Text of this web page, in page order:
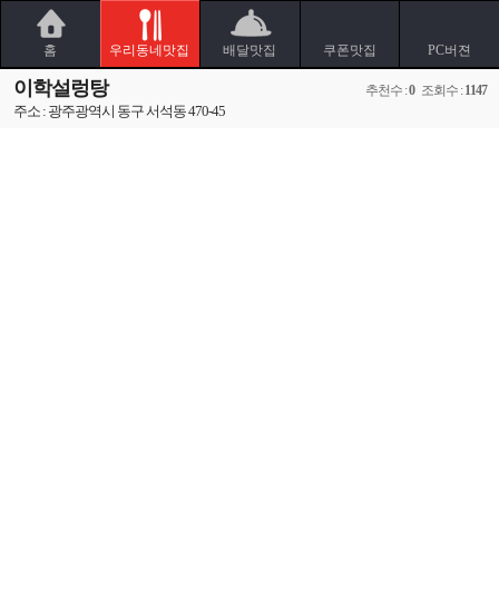
홈 우리동네맛집 배달맛집 쿠폰맛집 PC버젼
이학설렁탕 추천수 :0조회수 :1147
주소 : 광주광역시 동구 서석동 470-45